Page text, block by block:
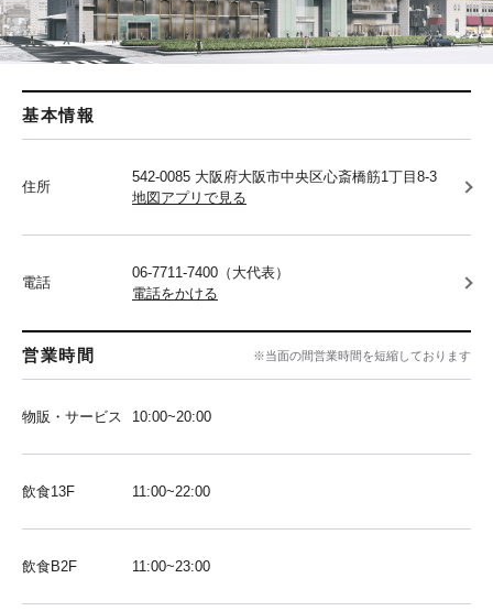
基本情報
住所
542-0085 大阪府大阪市中央区心斎橋筋1丁目8-3
地図アプリで見る
電話
06-7711-7400（大代表）
電話をかける
営業時間 ※当面の間営業時間を短縮しております
物販・サービス 10:00~20:00
飲食13F 11:00~22:00
飲食B2F 11:00~23:00